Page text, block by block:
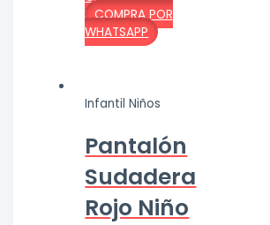
COMPRA POR
WHATSAPP
Infantil Niños
Pantalón
Sudadera
Rojo Niño